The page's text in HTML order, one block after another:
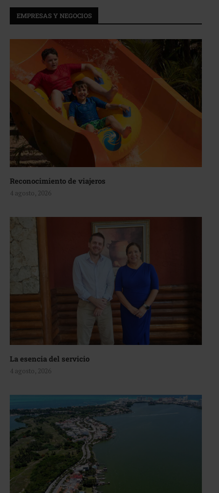
EMPRESAS Y NEGOCIOS
Reconocimiento de viajeros
4 agosto, 2026
La esencia del servicio
4 agosto, 2026